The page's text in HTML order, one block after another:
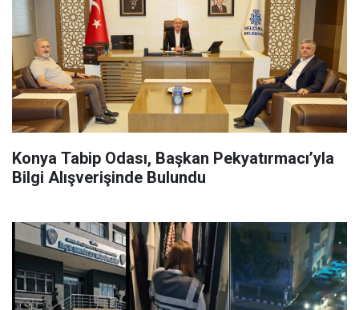
Konya Tabip Odası, Başkan Pekyatırmacı’yla
Bilgi Alışverişinde Bulundu